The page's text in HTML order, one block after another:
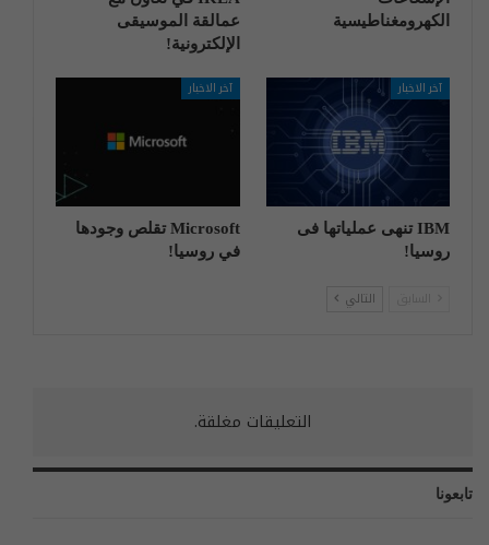
الكهرومغناطيسية
عمالقة الموسيقى
الإلكترونية!
آخر الاخبار
IBM تنهی عملیاتها فی
روسیا!
آخر الاخبار
Microsoft تقلص وجودها
في روسيا!
التالي
التعليقات مغلقة.
تابعونا